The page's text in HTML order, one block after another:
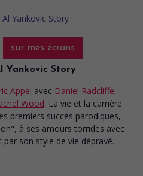
sur mes écrans
Yankovic Story
Appel avec Daniel Radcliffe,
Wood. La vie et la carrière
premiers succès parodiques,
à ses amours torrides avec
son style de vie dépravé.